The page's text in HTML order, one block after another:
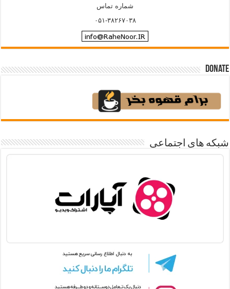
شماره تماس
۰۵۱-۳۸۲۶۷۰۳۸
Donate
شبکه های اجتماعی